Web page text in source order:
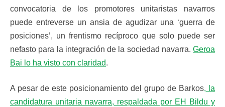
convocatoria de los promotores unitaristas navarros
puede entreverse un ansia de agudizar una ‘guerra de
posiciones’, un frentismo recíproco que solo puede ser
nefasto para la integración de la sociedad navarra. Geroa
Bai lo ha visto con claridad.
A pesar de este posicionamiento del grupo de Barkos, la
candidatura unitaria navarra, respaldada por EH Bildu y